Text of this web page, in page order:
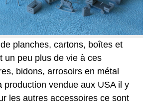
planches, cartons, boîtes et
un peu plus de vie à ces
bidons, arrosoirs en métal
production vendue aux USA il y
les autres accessoires ce sont